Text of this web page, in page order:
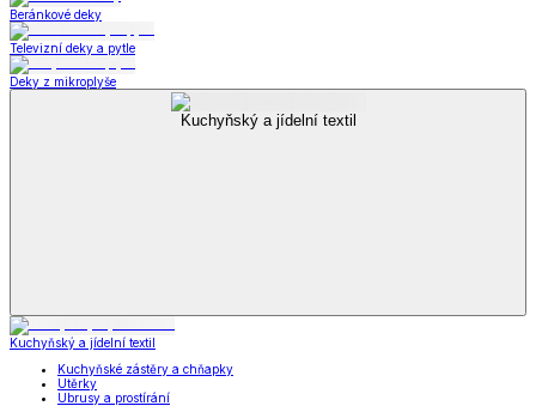
Beránkové deky
Televizní deky a pytle
Deky z mikroplyše
Kuchyňský a jídelní textil
Kuchyňský a jídelní textil
Kuchyňské zástěry a chňapky
Utěrky
Ubrusy a prostírání